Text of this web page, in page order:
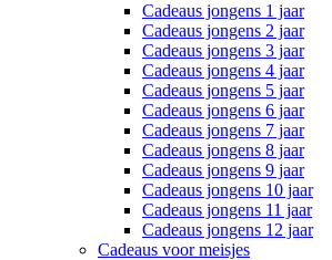
Cadeaus jongens 1 jaar
Cadeaus jongens 2 jaar
Cadeaus jongens 3 jaar
Cadeaus jongens 4 jaar
Cadeaus jongens 5 jaar
Cadeaus jongens 6 jaar
Cadeaus jongens 7 jaar
Cadeaus jongens 8 jaar
Cadeaus jongens 9 jaar
Cadeaus jongens 10 jaar
Cadeaus jongens 11 jaar
Cadeaus jongens 12 jaar
Cadeaus voor meisjes